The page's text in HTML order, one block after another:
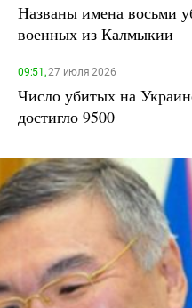
Названы имена восьми
военных из Калмыкии
09:51,27 июля 2026
Число убитых на
достигло 9500